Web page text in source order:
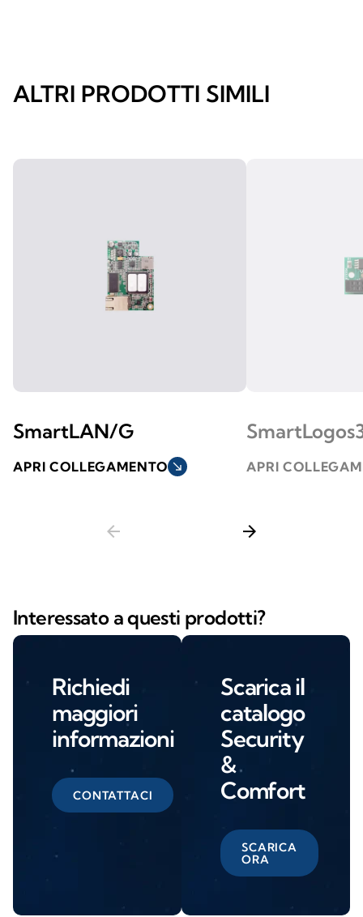
ALTRI PRODOTTI SIMILI
SmartLAN/G
APRI COLLEGAMENTO south_east APRI
arrow_back arrow_forward
Interessato a questi prodotti?
Richiedi
maggiori
informazioni
CONTATTACI
Scarica il
catalogo
Security
&
Comfort
SCARICA
ORA